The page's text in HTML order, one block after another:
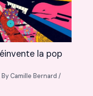
la pop
Camille Bernard/